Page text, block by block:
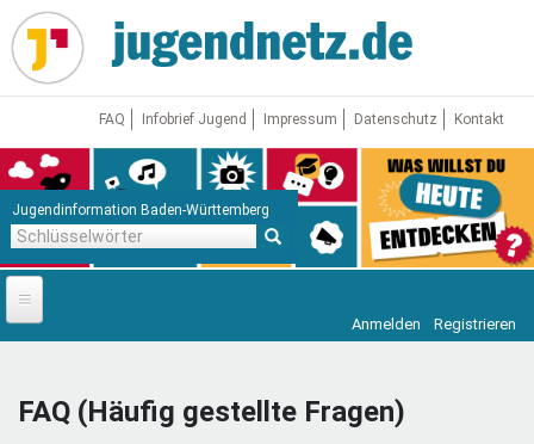
Direkt
zum
Inhalt
FAQ Infobrief Jugend Impressum Datenschutz Kontakt
Jugendinformation Baden-Württemberg
Startseite
Jugendnetz
Anmelden Registrieren
FAQ (Häufig gestellte Fragen)